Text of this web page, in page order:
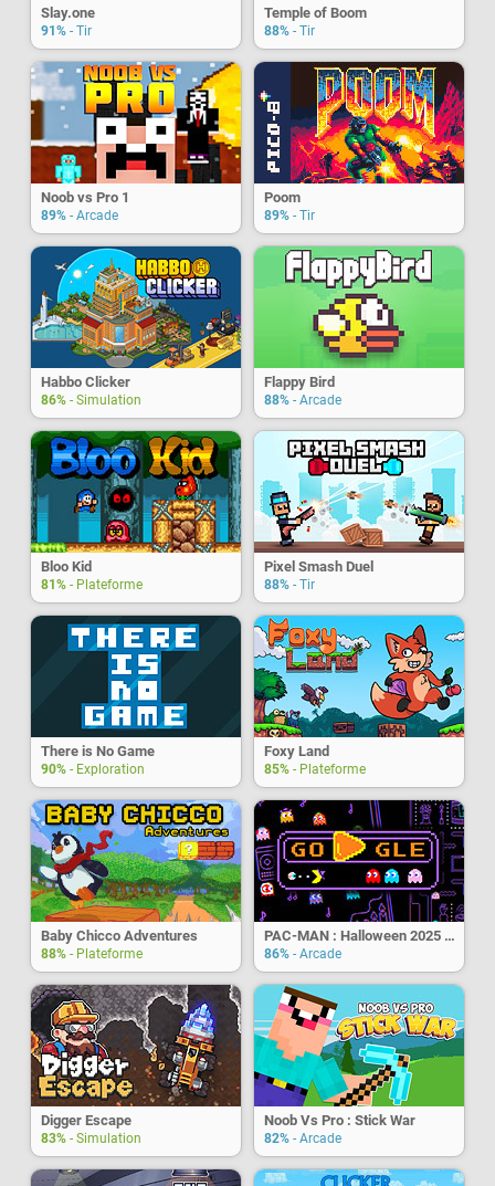
Slay.one
91% - Tir
Temple of Boom
88% - Tir
Noob vs Pro 1
89% - Arcade
Poom
89% - Tir
Habbo Clicker
86% - Simulation
Flappy Bird
88% - Arcade
Bloo Kid
81% - Plateforme
Pixel Smash Duel
88% - Tir
There is No Game
90% - Exploration
Foxy Land
85% - Plateforme
Baby Chicco Adventures
88% - Plateforme
PAC-MAN : Halloween 2025 Edition Doodle
86% - Arcade
Digger Escape
83% - Simulation
Noob Vs Pro : Stick War
82% - Arcade